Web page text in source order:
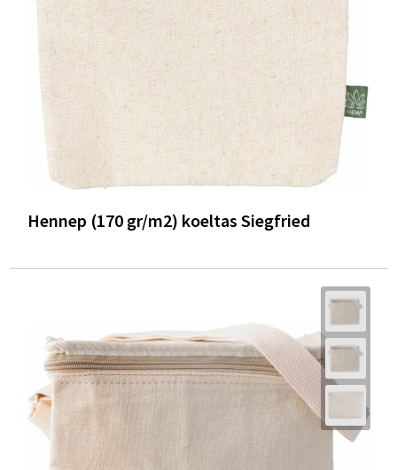
Hennep (170 gr/m2) koeltas Siegfried